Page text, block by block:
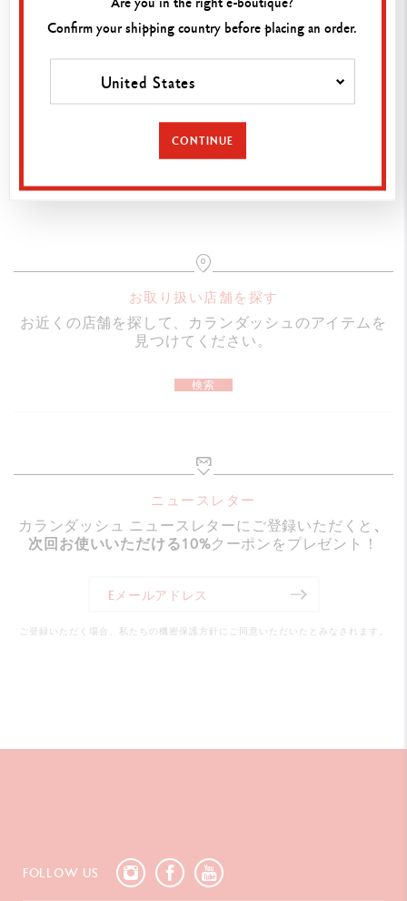
Stylo roller VARIUS CARBON argenté rhodié
筆記具
ローラ―ボール
136.3 mm（キャップクローズ時）
167.6 mm（キャップ尻軸へ装着時）
ボディ
カーボンファイバーを撚りこんだボディ
ロジウム＆シルバーコートのキャップ
カランダッシュのロゴマークを天冠に
ローラ―ボール黒F（細字）芯付属
パッケージ
カートに追加
お取り扱い店舗を探す
お近くの店舗を探して、カランダッシュのアイテムを
見つけてください。
検索
ニュースレター
カランダッシュ ニュースレターにご登録いただくと 、
次回お使いいただける10%クーポンをプレゼント！
ご登録いただく場合、私たちの機密保護方針にご同意いただいたとみなされます。
FOLLOW US
Confirm your shipping country before placing an order.
United States
CONTINUE